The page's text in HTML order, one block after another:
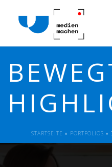
STARTSEITE » PORTFOLIOS »